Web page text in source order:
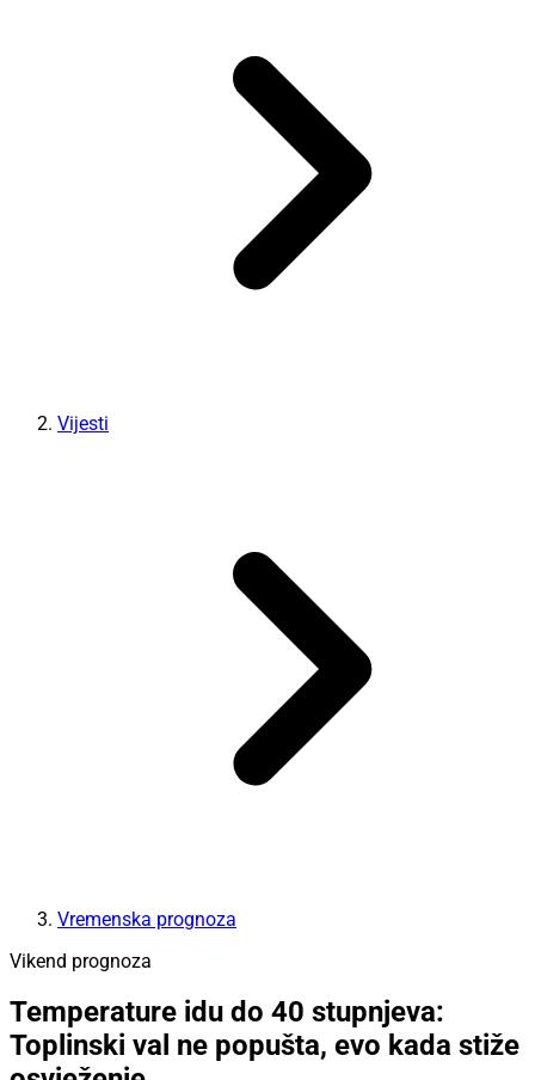
Vijesti
Vremenska prognoza
Vikend prognoza
Temperature idu do 40 stupnjeva:
Toplinski val ne popušta, evo kada stiže